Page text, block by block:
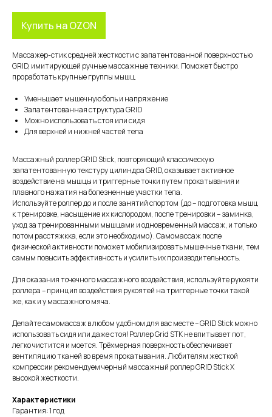
Купить на OZON
Массажер-стик средней жесткости с запатентованной поверхностью
GRID, имитирующей ручные массажные техники. Поможет быстро
проработать крупные группы мышц.
Уменьшает мышечную боль и напряжение
Запатентованная структура GRID
Можно использовать стоя или сидя
Для верхней и нижней частей тела
Массажный роллер GRID Stick, повторяющий классическую
запатентованную текстуру цилиндра GRID, оказывает активное
воздействие на мышцы и триггерные точки путем прокатывания и
плавного нажатия на болезненные участки тела.
Используйте роллер до и после занятий спортом (до – подготовка мышц
к тренировке, насыщение их кислородом, после тренировки – заминка,
уход за тренированными мышцами и одновременный массаж, и только
потом расcтяжкка, если это необходимо). Самомассаж после
физической активности поможет мобилизировать мышечные ткани, тем
самым повысить эффективность и усилить их производительность.
Для оказания точечного массажного воздействия, используйте рукояти
роллера – принцип воздействия рукоятей на триггерные точки такой
же, как и у массажного мяча.
Делайте самомассаж в любом удобном для вас месте – GRID Stick можно
использовать сидя или даже стоя! Роллер Grid STK не впитывает пот,
легко чистится и моется. Трёхмерная поверхность обеспечивает
вентиляцию тканей во время прокатывания. Любителям жесткой
компрессии рекомендуем черный массажный роллер GRID Stick Х
высокой жесткости.
Характеристики
Гарантия: 1 год